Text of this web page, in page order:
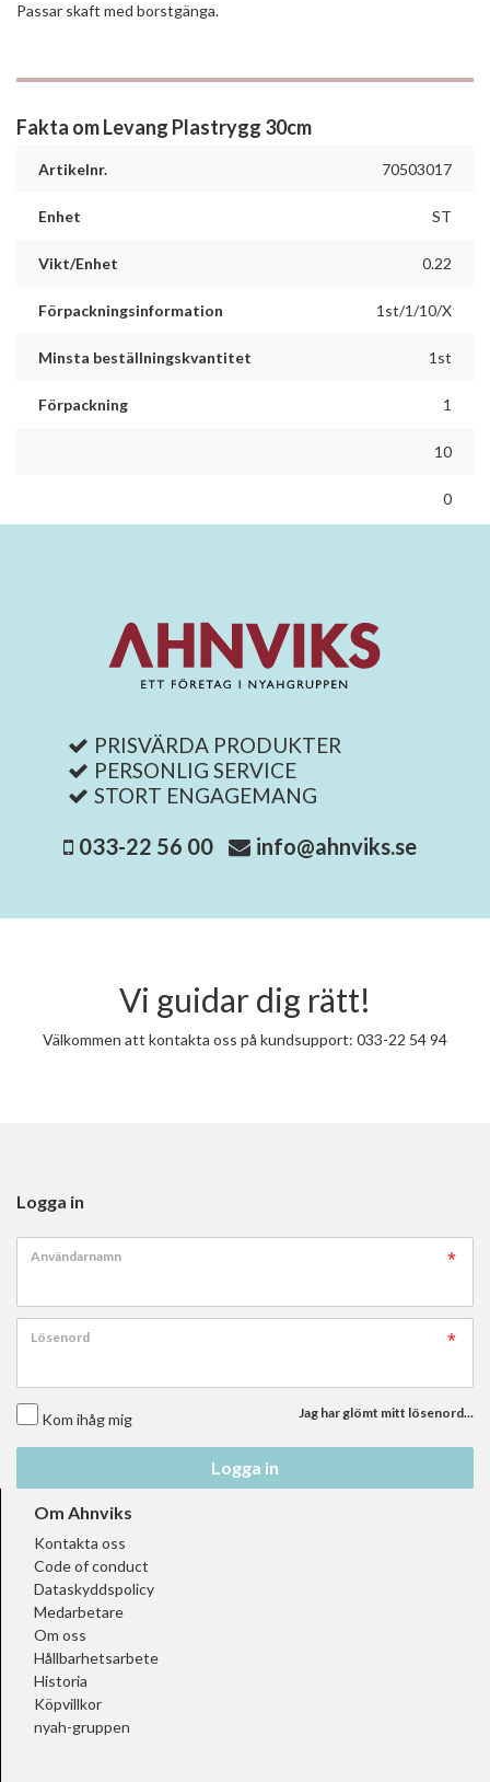
Passar skaft med borstgänga.
Fakta om Levang Plastrygg 30cm
Artikelnr. 70503017
Enhet ST
Vikt/Enhet 0.22
Förpackningsinformation 1st/1/10/X
Minsta beställningskvantitet 1st
Förpackning 1
10
0
PRISVÄRDA PRODUKTER
PERSONLIG SERVICE
STORT ENGAGEMANG
033-22 56 00 info@ahnviks.se
Vi guidar dig rätt!
Välkommen att kontakta oss på kundsupport: 033-22 54 94
Logga in
Användarnamn
Lösenord
Kom ihåg mig Jag har glömt mitt lösenord...
Logga in
Om Ahnviks
Kontakta oss
Code of conduct
Dataskyddspolicy
Medarbetare
Om oss
Hållbarhetsarbete
Historia
Köpvillkor
nyah-gruppen